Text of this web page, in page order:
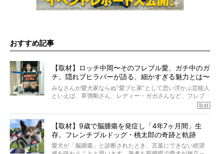
おすすめ記事
【取材】ロッチ中岡〜そのフレブル愛、ガチ中のガ
チ。隠れブヒラバーが語る、細かすぎる魅力とは〜
【前編】
みなさんが愛犬家ならぬ“愛ブヒ家”として思い浮かぶ芸能人
といえば、草彅剛さん、レディー・ガガさんなど、フレブ
ルを飼っている方が多いと思います。が、ロッチ中岡さん
んのインスタグラムを覗くと、たくさんのフレブルアカウ
ントがフォローされていて、わが『FRENCH BULLDOG
LIFE』モデルのnicoやトーラスも、その中の一頭。
そんな中岡さんに、フレブルの魅力を語っていただきまし
取材
【取材】9歳で脳腫瘍を発症し「4年7ヶ月間」生
存。フレンチブルドッグ・桃太郎の奇跡と軌跡
愛犬が「脳腫瘍」と診断されたとき、言葉にできない絶望